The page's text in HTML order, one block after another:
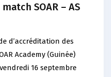
SOAR – AS
d’accréditation des
Academy (Guinée)
16 septembre